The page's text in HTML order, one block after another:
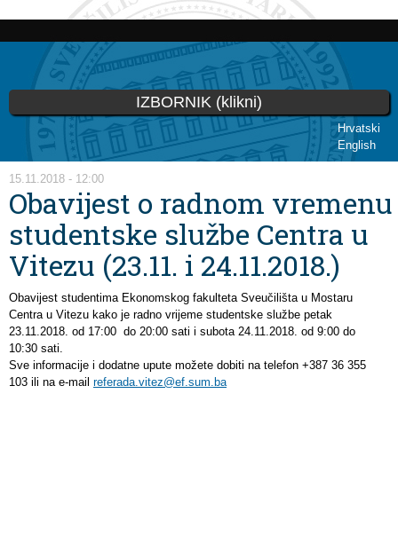
Skoči
glavni
sadržaj
Hrvatski
English
IZBORNIK (klikni)
Vi ste ovdje
15.11.2018 - 12:00
Obavijest o radnom vremenu
studentske službe Centra u
Vitezu (23.11. i 24.11.2018.)
Obavijest studentima Ekonomskog fakulteta Sveučilišta u Mostaru
Centra u Vitezu kako je radno vrijeme studentske službe petak
23.11.2018. od 17:00 do 20:00 sati i subota 24.11.2018. od 9:00 do
10:30 sati.
Sve informacije i dodatne upute možete dobiti na telefon +387 36 355
103 ili na e-mail referada.vitez@ef.sum.ba